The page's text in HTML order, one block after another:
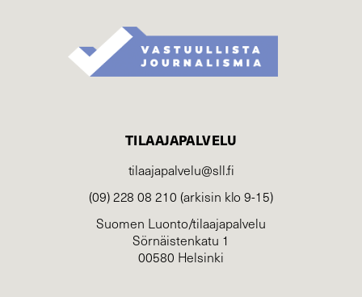
TILAAJAPALVELU
tilaajapalvelu@sll.fi
(09) 228 08 210 (arkisin klo 9-15)
Suomen Luonto/tilaajapalvelu
Sörnäistenkatu 1
00580 Helsinki